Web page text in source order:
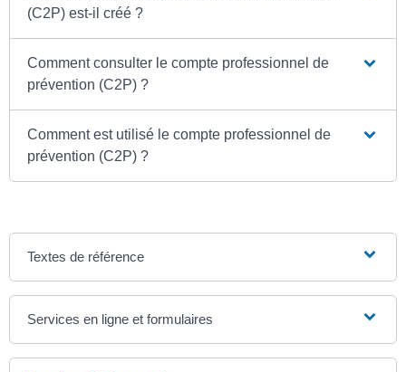
(C2P) est-il créé ?
Comment consulter le compte professionnel de
prévention (C2P) ?
Comment est utilisé le compte professionnel de
prévention (C2P) ?
Textes de référence
Services en ligne et formulaires